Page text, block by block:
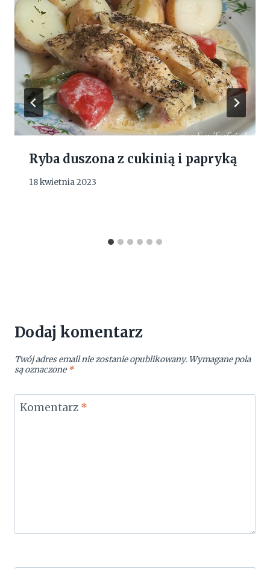
Ryba duszona z cukinią i papryką
18 kwietnia 2023
Dodaj komentarz
Twój adres email nie zostanie opublikowany. Wymagane pola
są oznaczone *
Komentarz *